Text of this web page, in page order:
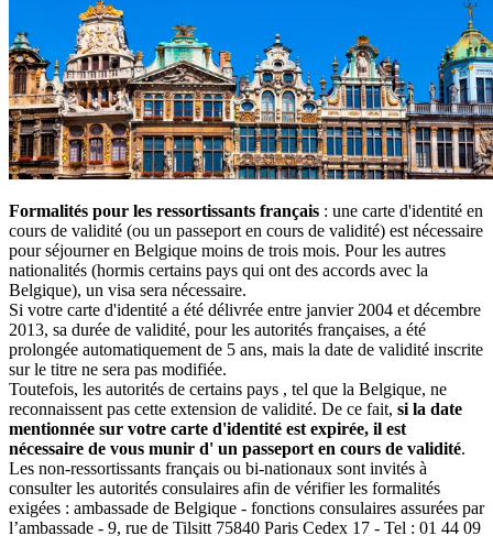
Formalités pour les ressortissants français : une carte d'identité en
cours de validité (ou un passeport en cours de validité) est nécessaire
pour séjourner en Belgique moins de trois mois. Pour les autres
nationalités (hormis certains pays qui ont des accords avec la
Belgique), un visa sera nécessaire.
Si votre carte d'identité a été délivrée entre janvier 2004 et décembre
2013, sa durée de validité, pour les autorités françaises, a été
prolongée automatiquement de 5 ans, mais la date de validité inscrite
sur le titre ne sera pas modifiée.
Toutefois, les autorités de certains pays , tel que la Belgique, ne
reconnaissent pas cette extension de validité. De ce fait, si la date
mentionnée sur votre carte d'identité est expirée, il est
nécessaire de vous munir d' un passeport en cours de validité.
Les non-ressortissants français ou bi-nationaux sont invités à
consulter les autorités consulaires afin de vérifier les formalités
exigées : ambassade de Belgique - fonctions consulaires assurées par
l’ambassade - 9, rue de Tilsitt 75840 Paris Cedex 17 - Tel : 01 44 09